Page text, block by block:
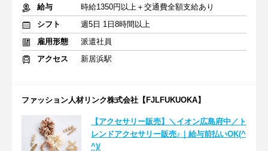
給与
時給1350円以上＋交通費全額支給あり
シフト
週5日 1日8時間以上
雇用形態
派遣社員
アクセス
新居浜駅
ファッション人材リンク株式会社【FJLFUKUOKA】
【アクセサリー販売】＼イオン広島府中／ト
レンドアクセサリー販売♪｜給与前払いOK(^
^)/